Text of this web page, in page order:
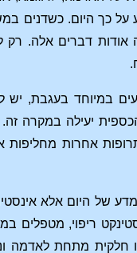
כך היום. כשדנים
דברים אלה. רק
במיוחד
הכספית יעילה
אחרות מחליפות
של היום אלא
ריפוי, מטפלים
מתחת לאדמה